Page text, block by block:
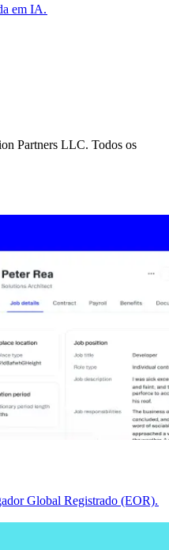
em IA.​​
Partners LLC. Todos os
Global Registrado (EOR).​​